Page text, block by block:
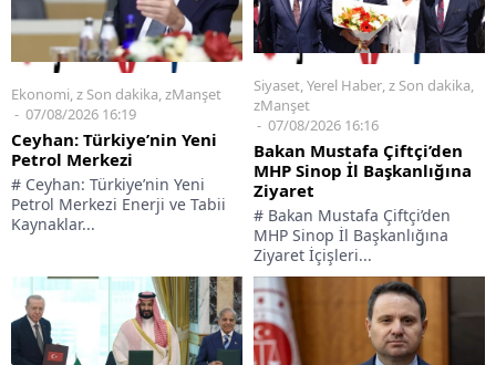
Ekonomi z Son dakika zManşet
07/08/2026 16:19
Ceyhan: Türkiye’nin Yeni
Petrol Merkezi
# Ceyhan: Türkiye’nin Yeni
Petrol Merkezi Enerji ve Tabii
Kaynaklar...
Siyaset,Yerel Haber,z Son dakika,
zManşet
07/08/2026 16:16
Bakan Mustafa Çiftçi’den
MHP Sinop İl Başkanlığına
Ziyaret
# Bakan Mustafa Çiftçi’den
MHP Sinop İl Başkanlığına
Ziyaret İçişleri...